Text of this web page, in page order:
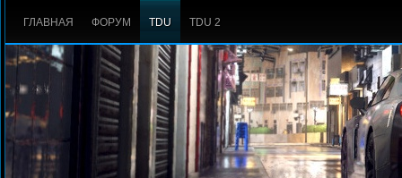
ГЛАВНАЯ ФОРУМ TDU TDU 2